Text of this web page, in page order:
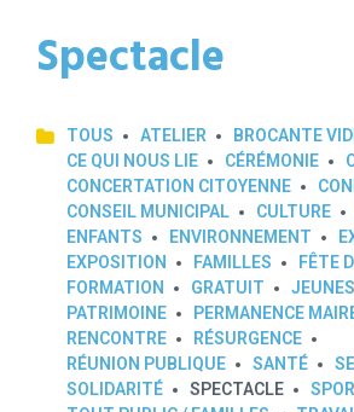
Spectacle
TOUS ATELIER
BROCANTE
CE QUI NOUS LIE
CÉRÉMONIE
CONCERTATION CITOYENNE
CONSEIL MUNICIPAL
CULTURE
ENFANTS
ENVIRONNEMENT
EXPOSITION
FAMILLES
FÊTE
FORMATION
GRATUIT JEUNES
PATRIMOINE
PERMANENCE
RENCONTRE
RÉSURGENCE
RÉUNION PUBLIQUE
SANTÉ
SOLIDARITÉ
SPECTACLE